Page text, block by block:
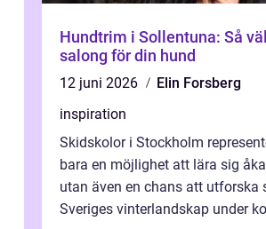
Hundtrim i Sollentuna: Så
salong för din hund
12 juni 2026
Elin Forsberg
inspiration
Skidskolor i Stockholm
bara en möjlighet att lära sig
utan även en chans att utforska
Sveriges vinterlandskap under